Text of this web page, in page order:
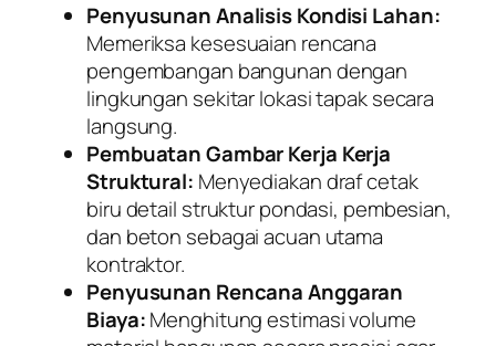
Penyusunan Analisis Kondisi Lahan:
Memeriksa kesesuaian rencana
pengembangan bangunan dengan
lingkungan sekitar lokasi tapak secara
langsung.
Pembuatan Gambar Kerja Kerja
Struktural: Menyediakan draf cetak
biru detail struktur pondasi, pembesian,
dan beton sebagai acuan utama
kontraktor.
Penyusunan Rencana Anggaran
Biaya:Menghitung estimasi volume